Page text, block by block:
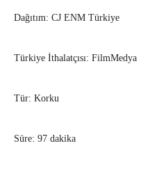
Dağıtım: CJ ENM Türkiye
Türkiye İthalatçısı: FilmMedya
Tür: Korku
Süre: 97 dakika